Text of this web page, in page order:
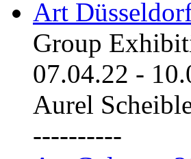
Art
Group
07.04.22 -
Aurel
----------